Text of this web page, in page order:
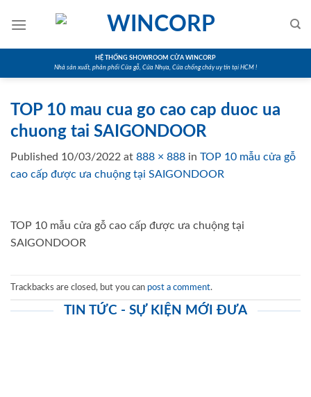
HỆ THỐNG SHOWROOM CỬA WINCORP
Nhà sản xuất, phân phối Cửa gỗ, Cửa Nhựa, Cửa chống cháy uy tín tại HCM !
TOP 10 mau cua go cao cap duoc ua
chuong tai SAIGONDOOR
Published 10/03/2022 at 888 × 888 in TOP 10 mẫu cửa gỗ
cao cấp được ưa chuộng tại SAIGONDOOR
TOP 10 mẫu cửa gỗ cao cấp được ưa chuộng tại
SAIGONDOOR
Trackbacks are closed, but you can post a comment.
TIN TỨC - SỰ KIỆN MỚI ĐƯA